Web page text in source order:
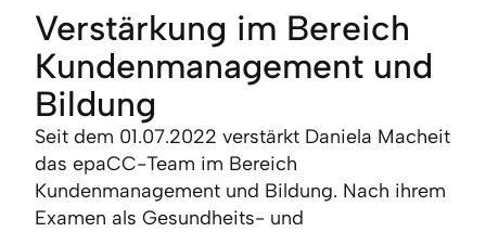
Verstärkung im Bereich
Kundenmanagement und
Bildung
Seit dem 01.07.2022 verstärkt Daniela Macheit
das epaCC-Team im Bereich
Kundenmanagement und Bildung. Nach ihrem
Examen als Gesundheits- und